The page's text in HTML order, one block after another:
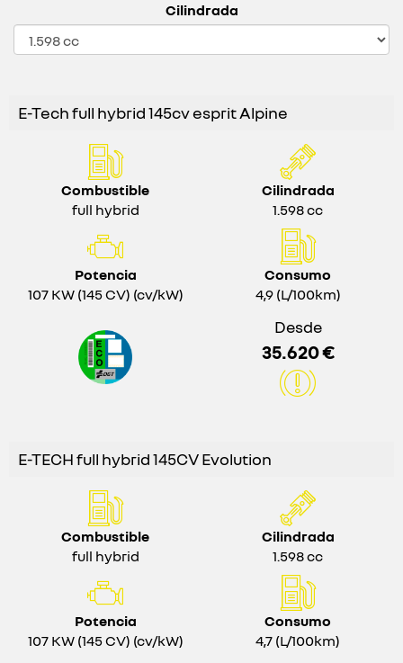
Cilindrada
E-Tech full hybrid 145cv esprit Alpine
Combustible
full hybrid
Cilindrada
1.598 cc
Potencia
107 KW (145 CV) (cv/kW)
Consumo
4,9 (L/100km)
Desde
35.620 €
E-TECH full hybrid 145CV Evolution
Combustible
full hybrid
Cilindrada
1.598 cc
Potencia
107 KW (145 CV) (cv/kW)
Consumo
4,7 (L/100km)